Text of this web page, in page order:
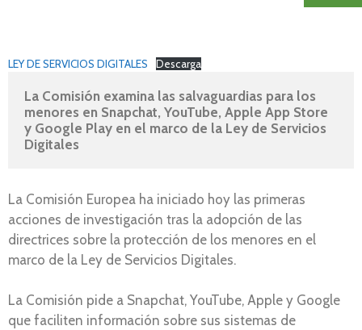
LEY DE SERVICIOS DIGITALES Descarga
La Comisión examina las salvaguardias para los
menores en Snapchat, YouTube, Apple App Store
y Google Play en el marco de la Ley de Servicios
Digitales
La Comisión Europea ha iniciado hoy las primeras
acciones de investigación tras la adopción de las
directrices sobre la protección de los menores en el
marco de la Ley de Servicios Digitales.
La Comisión pide a Snapchat, YouTube, Apple y Google
que faciliten información sobre sus sistemas de